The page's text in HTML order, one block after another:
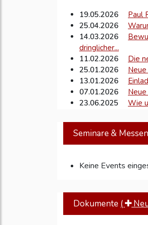
19.05.2026
Paul
25.04.2026
14.03.2026
dringlicher...
11.02.2026
Die
25.01.2026
13.01.2026
07.01.2026
23.06.2025
Wie
Seminare & Messen
Keine Events
Dokumente (